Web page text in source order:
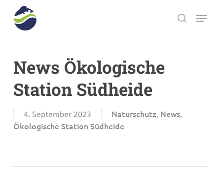
search
Menu
News Ökologische
Station Südheide
4. September 2023 Naturschutz, News,
Ökologische Station Südheide